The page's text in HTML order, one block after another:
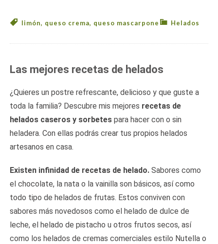
Helados
limón, queso crema, queso mascarpone
Las mejores recetas de helados
¿Quieres un postre refrescante, delicioso y que guste a
toda la familia? Descubre mis mejores recetas de
helados caseros y sorbetes para hacer con o sin
heladera. Con ellas podrás crear tus propios helados
artesanos en casa.
Existen infinidad de recetas de helado. Sabores como
el chocolate, la nata o la vainilla son básicos, así como
todo tipo de helados de frutas. Estos conviven con
sabores más novedosos como el helado de dulce de
leche, el helado de pistacho u otros frutos secos, así
como los helados de cremas comerciales estilo Nutella o